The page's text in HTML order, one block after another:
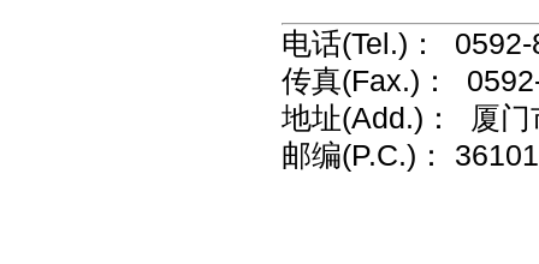
电话(Tel.)：
传真(Fax.)：
地址(Add.)： 厦门
邮编(P.C.)：